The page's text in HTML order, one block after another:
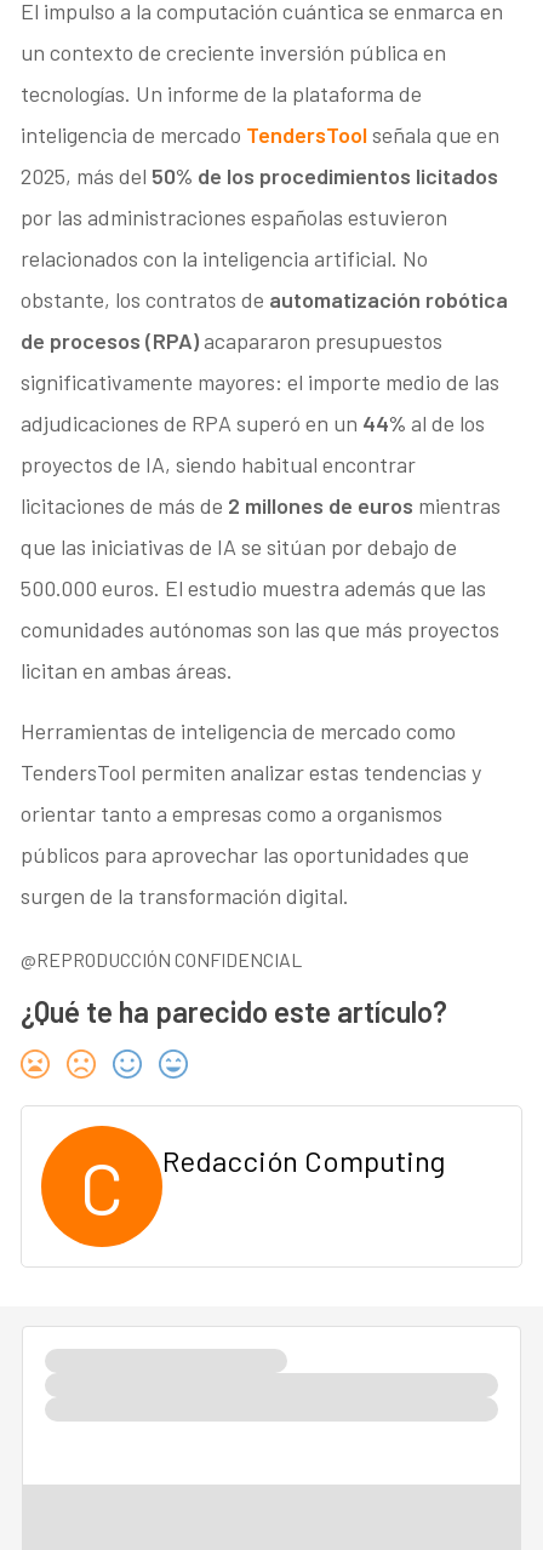
El impulso a la computación cuántica se enmarca en
un contexto de creciente inversión pública en
tecnologías. Un informe de la plataforma de
inteligencia de mercado TendersToolseñala que en
2025, más del 50% de los procedimientos licitados
por las administraciones españolas estuvieron
relacionados con la inteligencia artificial. No
obstante, los contratos de automatización robótica
de procesos (RPA)acapararon presupuestos
significativamente mayores: el importe medio de las
adjudicaciones de RPA superó en un 44% al de los
proyectos de IA, siendo habitual encontrar
licitaciones de más de 2 millones de euros mientras
que las iniciativas de IA se sitúan por debajo de
500.000 euros. El estudio muestra además que las
comunidades autónomas son las que más proyectos
licitan en ambas áreas.
Herramientas de inteligencia de mercado como
TendersTool permiten analizar estas tendencias y
orientar tanto a empresas como a organismos
públicos para aprovechar las oportunidades que
surgen de la transformación digital.
@REPRODUCCIÓN CONFIDENCIAL
¿Qué te ha parecido este artículo?
C Redacción Computing